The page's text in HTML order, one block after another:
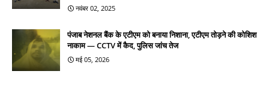
नवंबर 02, 2025
पंजाब नेशनल बैंक के एटीएम को बनाया निशाना, एटीएम तोड़ने की कोशिश
नाकाम — CCTV में कैद, पुलिस जांच तेज
मई 05, 2026